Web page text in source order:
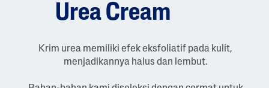
Urea Cream
Krim urea memiliki efek eksfoliatif pada kulit,
menjadikannya halus dan lembut.